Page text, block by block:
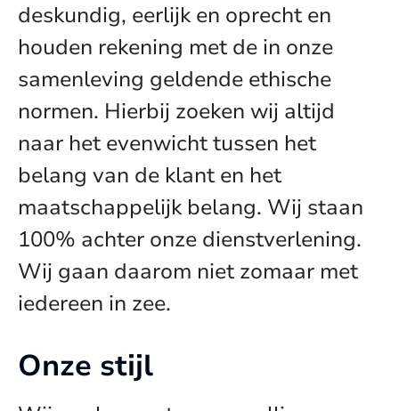
deskundig, eerlijk en oprecht en
houden rekening met de in onze
samenleving geldende ethische
normen. Hierbij zoeken wij altijd
naar het evenwicht tussen het
belang van de klant en het
maatschappelijk belang. Wij staan
100% achter onze dienstverlening.
Wij gaan daarom niet zomaar met
iedereen in zee.
Onze stijl